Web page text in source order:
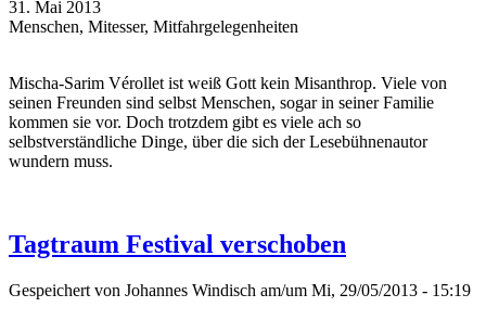
31. Mai 2013
Menschen, Mitesser, Mitfahrgelegenheiten
Mischa-Sarim Vérollet ist weiß Gott kein Misanthrop. Viele von
seinen Freunden sind selbst Menschen, sogar in seiner Familie
kommen sie vor. Doch trotzdem gibt es viele ach so
selbstverständliche Dinge, über die sich der Lesebühnenautor
wundern muss.
Tagtraum Festival verschoben
Gespeichert von Johannes Windisch am/um Mi, 29/05/2013 - 15:19